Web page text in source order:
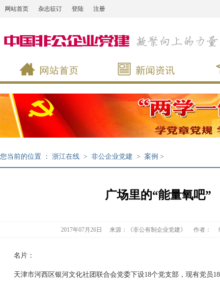
网站首页 杂志征订 登陆 注册
您当前的位置 ： 浙江在线 > 非公企业党建 > 案例 >
广场里的“能量氧吧”
2017年07月26日 来源：《非公有制企业党建》 作者：
名片：
天津市河西区银河文化社团联合会党委下设18个党支部，现有党员